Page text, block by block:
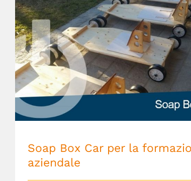
Soap Box Car per la formazione
Soap Box Car per la
aziendale